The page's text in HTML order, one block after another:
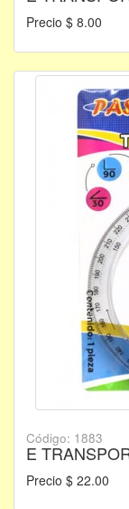
Precio $ 8.00
Código: 1883
E
Precio $ 22.00